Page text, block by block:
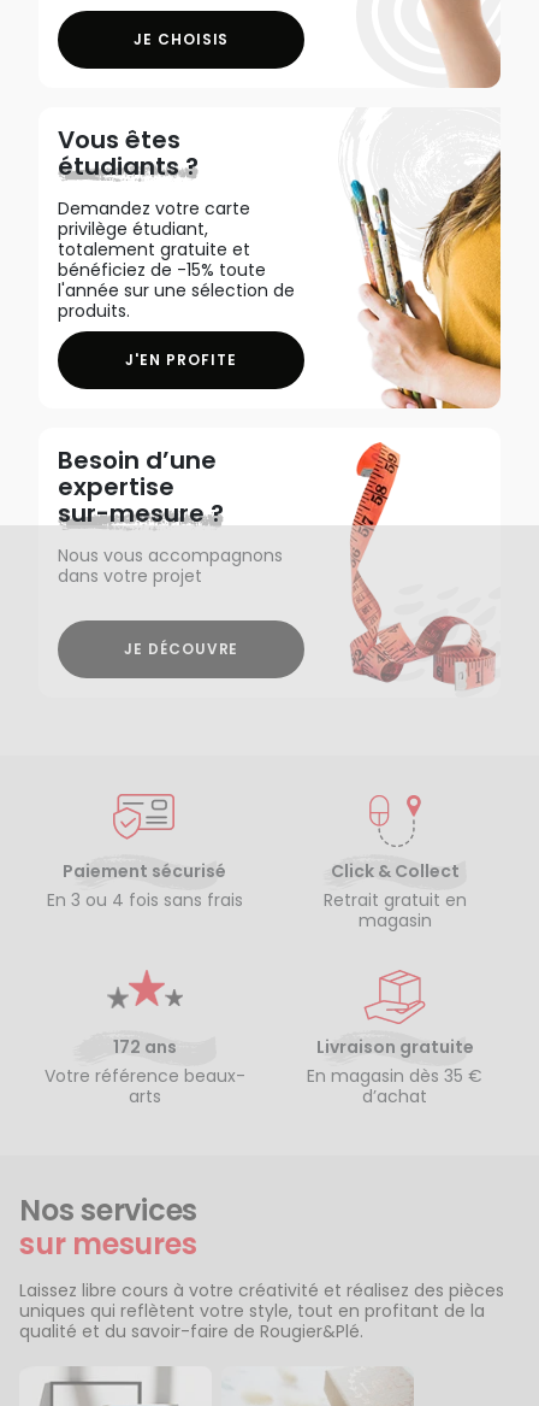
JE CHOISIS
Vous êtes
étudiants ?
Demandez votre carte
privilège étudiant,
totalement gratuite et
bénéficiez de -15% toute
l'année sur une sélection de
produits.
J'EN PROFITE
Besoin d’une
expertise
sur-mesure ?
Nous vous accompagnons
dans votre projet
JE DÉCOUVRE
Paiement sécurisé
En 3 ou 4 fois sans frais
Click & Collect
Retrait gratuit en
magasin
172 ans
Votre référence beaux-
arts
Livraison gratuite
En magasin dès 35 €
d’achat
Nos services
sur mesures
Laissez libre cours à votre créativité et réalisez des pièces
uniques qui reflètent votre style, tout en profitant de la
qualité et du savoir-faire de Rougier&Plé.